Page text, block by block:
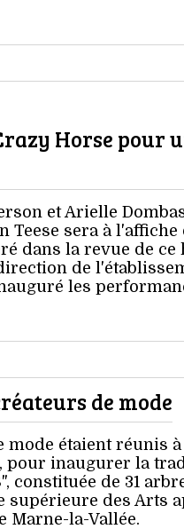
Horse pour
et Arielle
Teese sera à
dans la revue de
de
les
de mode
mode étaient réunis
pour inaugurer la
constituée de 31
supérieure des Arts
Marne-la-Vallée.